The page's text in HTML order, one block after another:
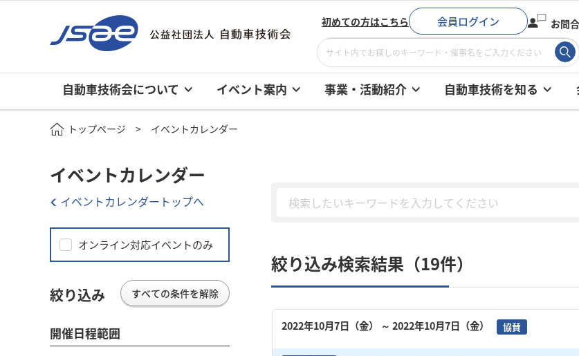
初めての方はこちら 会員ログイン お問
自動車技術会について イベント案内 事業・活動紹介 自動車技術を知る
トップページ イベントカレンダー
絞り込み検索結果（19件）
2022年10月7日（金） ～ 2022年10月7日（金） 協賛
イベントカレンダー
イベントカレンダートップへ
オンライン対応イベントのみ
絞り込み すべての条件を解除
開催日程範囲